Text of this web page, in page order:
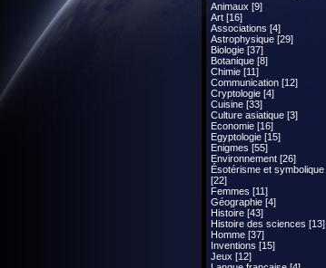
Animaux [9]
Art [16]
Associations [4]
Astrophysique [29]
Biologie [37]
Botanique [8]
Chimie [11]
Communication [12]
Cryptologie [4]
Cuisine [33]
Culture asiatique [3]
Economie [16]
Egyptologie [15]
Enigmes [55]
Environnement [26]
Ésotérisme et symbolique
[22]
Femmes [11]
Géographie [4]
Histoire [43]
Histoire des sciences [13]
Homme [37]
Inventions [15]
Jeux [12]